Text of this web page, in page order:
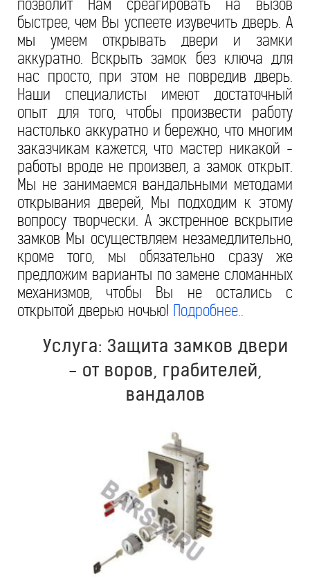
позволит Нам среагировать на вызов
быстрее, чем Вы успеете изувечить дверь. А
мы умеем открывать двери и замки
аккуратно. Вскрыть замок без ключа для
нас просто, при этом не повредив дверь.
Наши специалисты имеют достаточный
опыт для того, чтобы произвести работу
настолько аккуратно и бережно, что многим
заказчикам кажется, что мастер никакой -
работы вроде не произвел, а замок открыт.
Мы не занимаемся вандальными методами
открывания дверей, Мы подходим к этому
вопросу творчески. А экстренное вскрытие
замков Мы осуществляем незамедлительно,
кроме того, мы обязательно сразу же
предложим варианты по замене сломанных
механизмов, чтобы Вы не остались с
открытой дверью ночью! Подробнее..
Услуга: Защита замков двери
- от воров, грабителей,
вандалов